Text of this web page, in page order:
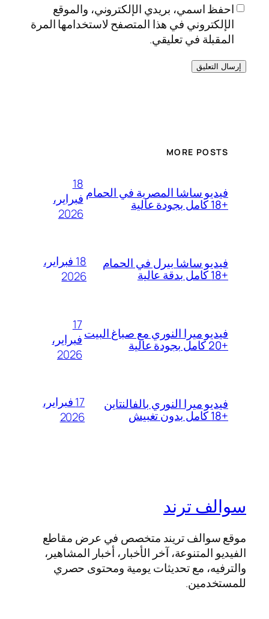
احفظ اسمي، بريدي الإلكتروني، والموقع
الإلكتروني في هذا المتصفح لاستخدامها المرة
المقبلة في تعليقي.
MORE POSTS
فيديو ساشا المصرية في الحمام
+18 كامل بجودة عالية
18
فبراير،
2026
فيديو ساشا بيرل في الحمام
+18 كامل بدقة عالية
18 فبراير،
2026
فيديو ميرا النوري مع صباغ البيت
+20 كامل بجودة عالية
17
فبراير،
2026
فيديو ميرا النوري بالفالنتاين
+18 كامل بدون تغبيش
17 فبراير،
2026
سوالف ترند
موقع سوالف تريند متخصص في عرض مقاطع
الفيديو المتنوعة، آخر الأخبار، أخبار المشاهير،
والترفيه، مع تحديثات يومية ومحتوى حصري
للمستخدمين.